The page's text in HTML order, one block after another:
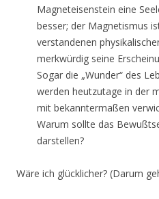
Magneteisenstein eine
besser; der Magnetismus
verstandenen
merkwürdig seine
Sogar die „Wunder“ des
werden heutzutage in der
mit bekanntermaßen
Warum sollte das
darstellen?
Wäre ich glücklicher? (Darum